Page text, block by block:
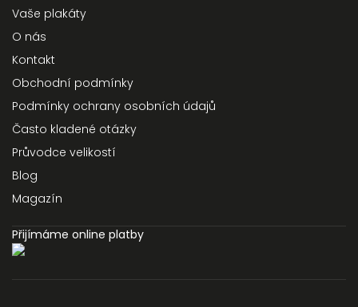
Vaše plakáty
O nás
Kontakt
Obchodní podmínky
Podmínky ochrany osobních údajů
Často kladené otázky
Průvodce velikostí
Blog
Magazín
Přijímáme online platby